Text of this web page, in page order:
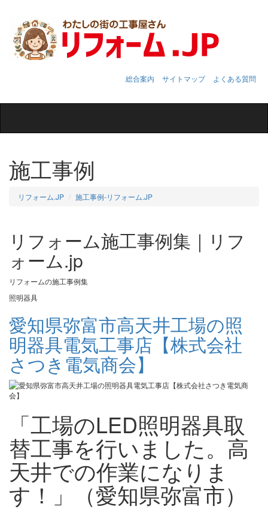
総合案内 サイトマップ
よくある質問
施工事例
リフォーム.JP 施工事例‐リフォーム.JP
リフォーム施工事例集｜リフ
ォーム.jp
リフォームの施工事例集
照明器具
愛知県弥富市高天井工場の照
明器具電気工事店【株式会社
さつき電気商会】
「工場のLED照明器具取
替工事を行いました。高
天井での作業になりま
す！」（愛知県弥富市）